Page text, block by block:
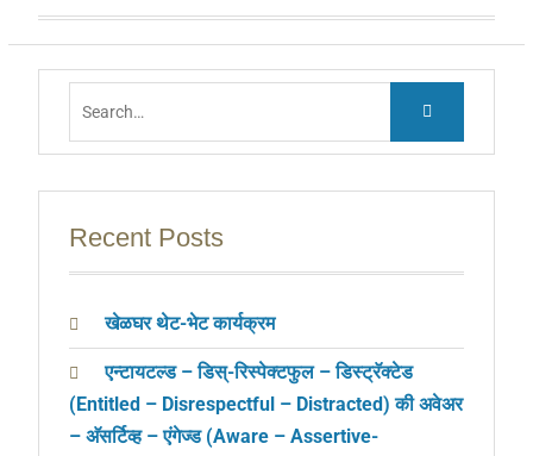
c
e
b
o
at
s
p
ss
e
g
ai
l
ar
e
Recent Posts
खेळघर थेट-भेट कार्यक्रम
एन्टायटल्ड – डिस्-रिस्पेक्टफुल – डिस्ट्रॅक्टेड
(Entitled – Disrespectful – Distracted) की अवेअर
– अ‍ॅसर्टिव्ह – एंगेज्ड (Aware – Assertive-